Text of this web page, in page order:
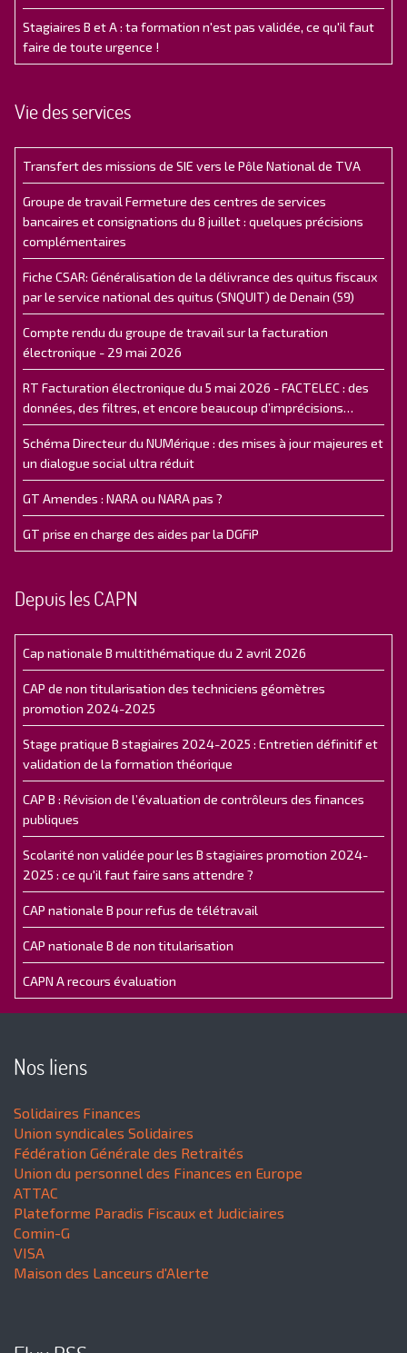
Stagiaires B et A : ta formation n'est pas validée, ce qu'il faut
faire de toute urgence !
Vie des services
Transfert des missions de SIE vers le Pôle National de TVA
Groupe de travail Fermeture des centres de services
bancaires et consignations du 8 juillet : quelques précisions
complémentaires
Fiche CSAR: Généralisation de la délivrance des quitus fiscaux
par le service national des quitus (SNQUIT) de Denain (59)
Compte rendu du groupe de travail sur la facturation
électronique - 29 mai 2026
RT Facturation électronique du 5 mai 2026 - FACTELEC : des
données, des filtres, et encore beaucoup d’imprécisions…
Schéma Directeur du NUMérique : des mises à jour majeures et
un dialogue social ultra réduit
GT Amendes : NARA ou NARA pas ?
GT prise en charge des aides par la DGFiP
Depuis les CAPN
Cap nationale B multithématique du 2 avril 2026
CAP de non titularisation des techniciens géomètres
promotion 2024-2025
Stage pratique B stagiaires 2024-2025 : Entretien définitif et
validation de la formation théorique
CAP B : Révision de l’évaluation de contrôleurs des finances
publiques
Scolarité non validée pour les B stagiaires promotion 2024-
2025 : ce qu'il faut faire sans attendre ?
CAP nationale B pour refus de télétravail
CAP nationale B de non titularisation
CAPN A recours évaluation
Nos liens
Solidaires Finances
Union syndicales Solidaires
Fédération Générale des Retraités
Union du personnel des Finances en Europe
ATTAC
Plateforme Paradis Fiscaux et Judiciaires
Comin-G
VISA
Maison des Lanceurs d'Alerte